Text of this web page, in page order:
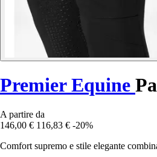
Premier Equine
A partire da
146,00 € 116,83 € -20%
Comfort supremo e stile elegante